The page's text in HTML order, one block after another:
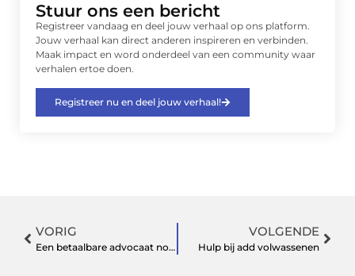
Stuur ons een bericht
Registreer vandaag en deel jouw verhaal op ons platform.
Jouw verhaal kan direct anderen inspireren en verbinden.
Maak impact en word onderdeel van een community waar
verhalen ertoe doen.
Registreer nu en deel jouw verhaal!
VORIG
Een betaalbare advocaat nodig in Enschede?
VOLGENDE
Hulp bij add volwassenen